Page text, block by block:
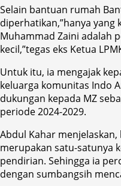
Selain bantuan rumah
diperhatikan,”hanya yang
Muhammad Zaini adalah
kecil,”tegas eks Ketua
Untuk itu, ia mengajak
keluarga komunitas Indo
dukungan kepada MZ
periode 2024-2029.
Abdul Kahar
merupakan satu-satunya
pendirian. Sehingga ia
dengan sumbangsih